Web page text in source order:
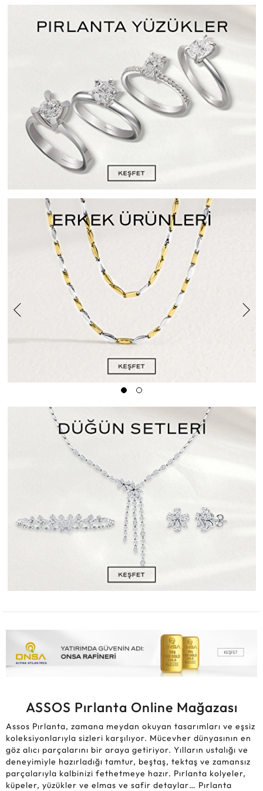
ASSOS Pırlanta Online Mağazası
Assos Pırlanta, zamana meydan okuyan tasarımları ve eşsiz
koleksiyonlarıyla sizleri karşılıyor. Mücevher dünyasının en
göz alıcı parçalarını bir araya getiriyor. Yılların ustalığı ve
deneyimiyle hazırladığı tamtur, beştaş, tektaş ve zamansız
parçalarıyla kalbinizi fethetmeye hazır. Pırlanta kolyeler,
küpeler, yüzükler ve elmas ve safir detaylar… Pırlanta